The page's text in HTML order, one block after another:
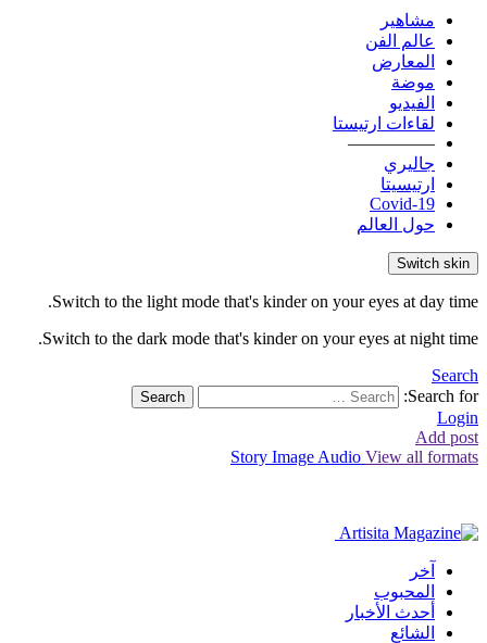
مشاهير
عالم الفن
المعارض
موضة
الفيديو
لقاءات ارتيستا
—————
جاليري
ارتيسيتا
Covid-19
حول العالم
Switch skin
Switch to the light mode that's kinder on your eyes at day time.
Switch to the dark mode that's kinder on your eyes at night time.
Search
Search for:
Search
Login
Add post
Story Image Audio View all formats
آخر
المحبوب
أحدث الأخبار
الشائع